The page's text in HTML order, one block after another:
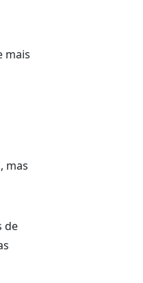
mais
mas
de